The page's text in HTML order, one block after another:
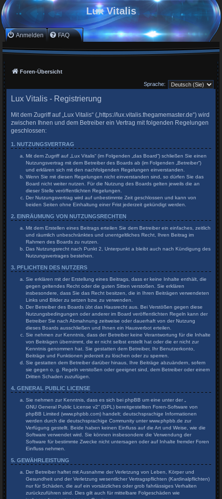
Lux Vitalis
Anmelden FAQ
Foren-Übersicht
Sprache:
Lux Vitalis - Registrierung
Mit dem Zugriff auf „Lux Vitalis“ („https://lux.vitalis.thegamemaster.de“) wird
zwischen Ihnen und dem Betreiber ein Vertrag mit folgenden Regelungen
geschlossen:
1. NUTZUNGSVERTRAG
Mit dem Zugriff auf „Lux Vitalis“ (im Folgenden „das Board“) schließen Sie einen
Nutzungsvertrag mit dem Betreiber des Boards ab (im Folgenden „Betreiber“)
und erklären sich mit den nachfolgenden Regelungen einverstanden.
Wenn Sie mit diesen Regelungen nicht einverstanden sind, so dürfen Sie das
Board nicht weiter nutzen. Für die Nutzung des Boards gelten jeweils die an
dieser Stelle veröffentlichten Regelungen.
Der Nutzungsvertrag wird auf unbestimmte Zeit geschlossen und kann von
beiden Seiten ohne Einhaltung einer Frist jederzeit gekündigt werden.
2. EINRÄUMUNG VON NUTZUNGSRECHTEN
Mit dem Erstellen eines Beitrags erteilen Sie dem Betreiber ein einfaches, zeitlich
und räumlich unbeschränktes und unentgeltliches Recht, Ihren Beitrag im
Rahmen des Boards zu nutzen.
Das Nutzungsrecht nach Punkt 2, Unterpunkt a bleibt auch nach Kündigung des
Nutzungsvertrages bestehen.
3. PFLICHTEN DES NUTZERS
Sie erklären mit der Erstellung eines Beitrags, dass er keine Inhalte enthält, die
gegen geltendes Recht oder die guten Sitten verstoßen. Sie erklären
insbesondere, dass Sie das Recht besitzen, die in Ihren Beiträgen verwendeten
Links und Bilder zu setzen bzw. zu verwenden.
Der Betreiber des Boards übt das Hausrecht aus. Bei Verstößen gegen diese
Nutzungsbedingungen oder anderer im Board veröffentlichten Regeln kann der
Betreiber Sie nach Abmahnung zeitweise oder dauerhaft von der Nutzung
dieses Boards ausschließen und Ihnen ein Hausverbot erteilen.
Sie nehmen zur Kenntnis, dass der Betreiber keine Verantwortung für die Inhalte
von Beiträgen übernimmt, die er nicht selbst erstellt hat oder die er nicht zur
Kenntnis genommen hat. Sie gestatten dem Betreiber, Ihr Benutzerkonto,
Beiträge und Funktionen jederzeit zu löschen oder zu sperren.
Sie gestatten dem Betreiber darüber hinaus, Ihre Beiträge abzuändern, sofern
sie gegen o. g. Regeln verstoßen oder geeignet sind, dem Betreiber oder einem
Dritten Schaden zuzufügen.
4. GENERAL PUBLIC LICENSE
Sie nehmen zur Kenntnis, dass es sich bei phpBB um eine unter der „
GNU General Public License v2“ (GPL) bereitgestellten Foren-Software von
phpBB Limited (www.phpbb.com) handelt; deutschsprachige Informationen
werden durch die deutschsprachige Community unter www.phpbb.de zur
Verfügung gestellt. Beide haben keinen Einfluss auf die Art und Weise, wie die
Software verwendet wird. Sie können insbesondere die Verwendung der
Software für bestimmte Zwecke nicht untersagen oder auf Inhalte fremder Foren
Einfluss nehmen.
5. GEWÄHRLEISTUNG
Der Betreiber haftet mit Ausnahme der Verletzung von Leben, Körper und
Gesundheit und der Verletzung wesentlicher Vertragspflichten (Kardinalpflichten)
nur für Schäden, die auf ein vorsätzliches oder grob fahrlässiges Verhalten
zurückzuführen sind. Dies gilt auch für mittelbare Folgeschäden wie